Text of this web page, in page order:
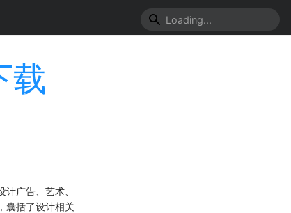
载
广告、艺术、
囊括了设计相关